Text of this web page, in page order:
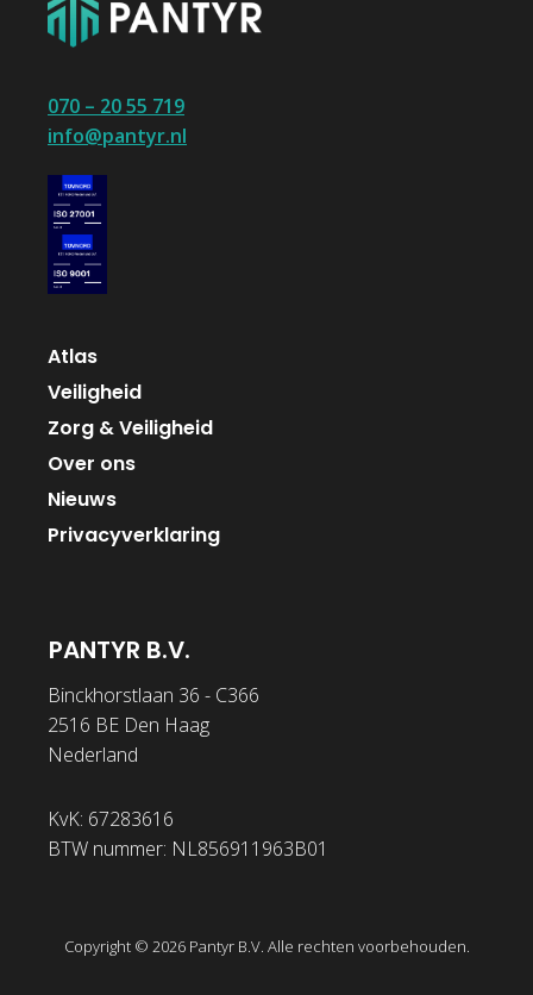
070 – 20 55 719
info@pantyr.nl
Atlas
Veiligheid
Zorg & Veiligheid
Over ons
Nieuws
Privacyverklaring
PANTYR B.V.
Binckhorstlaan 36 - C366
2516 BE Den Haag
Nederland
KvK: 67283616
BTW nummer: NL856911963B01
Copyright © 2026 Pantyr B.V. Alle rechten voorbehouden.